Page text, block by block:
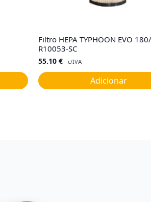
Filtro HEPA TYPHOON EVO
R10053-SC
55.10 € c/IVA
Adicionar